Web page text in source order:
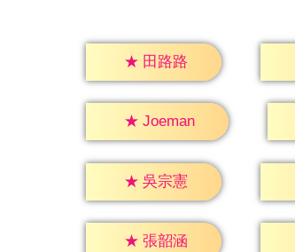
★ 田路路
★ Joeman
★ 吳宗憲
★ 張韶涵